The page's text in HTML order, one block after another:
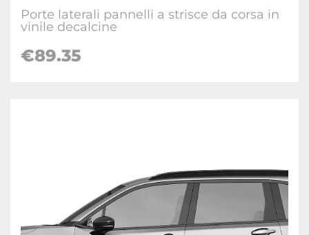
Porte laterali pannelli a strisce da corsa in
vinile decalcine
€89.35